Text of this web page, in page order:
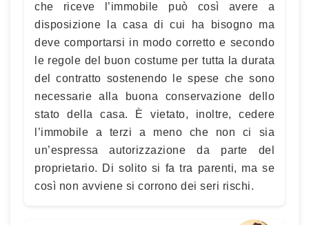
che riceve l’immobile può così avere a
disposizione la casa di cui ha bisogno ma
deve comportarsi in modo corretto e secondo
le regole del buon costume per tutta la durata
del contratto sostenendo le spese che sono
necessarie alla buona conservazione dello
stato della casa. È vietato, inoltre, cedere
l’immobile a terzi a meno che non ci sia
un’espressa autorizzazione da parte del
proprietario. Di solito si fa tra parenti, ma se
così non avviene si corrono dei seri rischi.